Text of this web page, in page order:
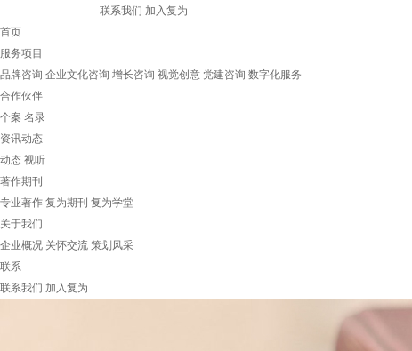
联系我们 加入复为
首页
服务项目
品牌咨询 企业文化咨询 增长咨询 视觉创意 党建咨询 数字化服务
合作伙伴
个案 名录
资讯动态
动态 视听
著作期刊
专业著作 复为期刊 复为学堂
关于我们
企业概况 关怀交流 策划风采
联系
联系我们 加入复为